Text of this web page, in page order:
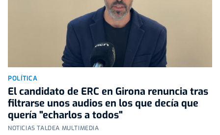
POLÍTICA
El candidato de ERC en Girona renuncia tras
filtrarse unos audios en los que decía que
quería "echarlos a todos"
NOTICIAS TALDEA MULTIMEDIA